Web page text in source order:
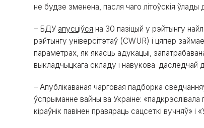
не будзе зменена, пасля чаго літоўскія
– БДУ апусціўся на 30 пазіцый у рэйтынгу
рэйтынгу універсітэтаў (CWUR) і цяпер
параметрах, як якасць адукацыі,
выкладчыцкага складу і навукова-даследчай
– Апублікаваная чарговая падборка
ўспрыманне вайны ва Украіне:
кіраўнік павінен правяраць сацсеткі вучняў»